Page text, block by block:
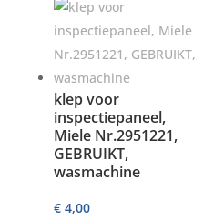
klep voor
inspectiepaneel,
Miele Nr.2951221,
GEBRUIKT,
wasmachine
€4,00